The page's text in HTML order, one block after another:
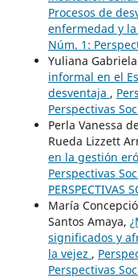
Procesos de
enfermedad y la
Núm. 1:
Yuliana
informal en el
desventaja ,
Perspectivas
Perla Vanessa
Rueda Lizzett
en la gestión
Perspectivas
PERSPECTIVAS
María
Santos Amaya,
significados y
la vejez ,
Perspectivas